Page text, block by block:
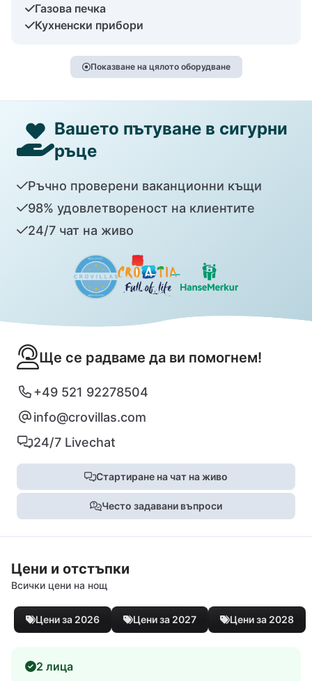
Газова печка
Кухненски прибори
Показване на цялото оборудване
Вашето пътуване в сигурни
ръце
Ръчно проверени ваканционни къщи
98% удовлетвореност на клиентите
24/7 чат на живо
Ще се радваме да ви помогнем!
+49 521 92278504
info@crovillas.com
24/7 Livechat
Стартиране на чат на живо
Често задавани въпроси
Цени и отстъпки
Всички цени на нощ
Цени за 2026 Цени за 2027 Цени за 2028
2 лица